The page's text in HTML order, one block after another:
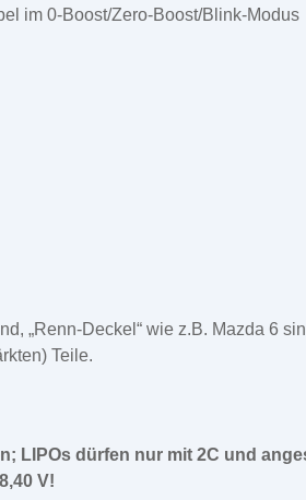
im 0-Boost/Zero-Boost/Blink-Modus
„Renn-Deckel“ wie z.B. Mazda 6
Teile.
LIPOs dürfen nur mit 2C und
V!